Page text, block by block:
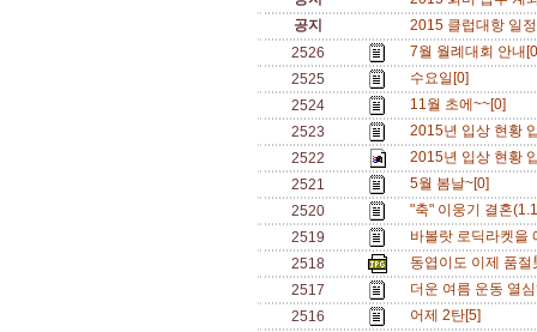
공지
2015 클럽대항 일
2526
7월 월례대회 안내
2525
수요일[0]
2524
11월 초에~~[0]
2523
2015년 입상 현황
2522
2015년 입상 현황
2521
5월 봄날~[0]
2520
"축" 이웅기 결혼
2519
바볼랏 로딕라켓
2518
동엽이도 이제 품
2517
더운 여름 운동 열
2516
어제 2탄[5]